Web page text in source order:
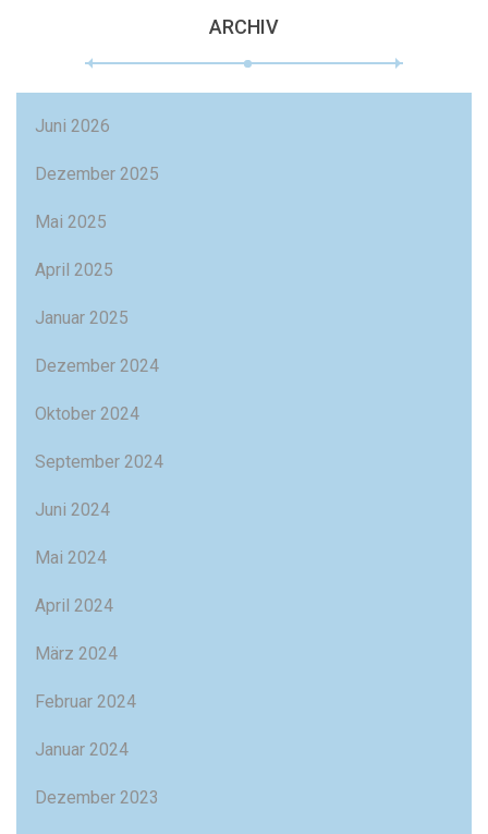
ARCHIV
Juni 2026
Dezember 2025
Mai 2025
April 2025
Januar 2025
Dezember 2024
Oktober 2024
September 2024
Juni 2024
Mai 2024
April 2024
März 2024
Februar 2024
Januar 2024
Dezember 2023